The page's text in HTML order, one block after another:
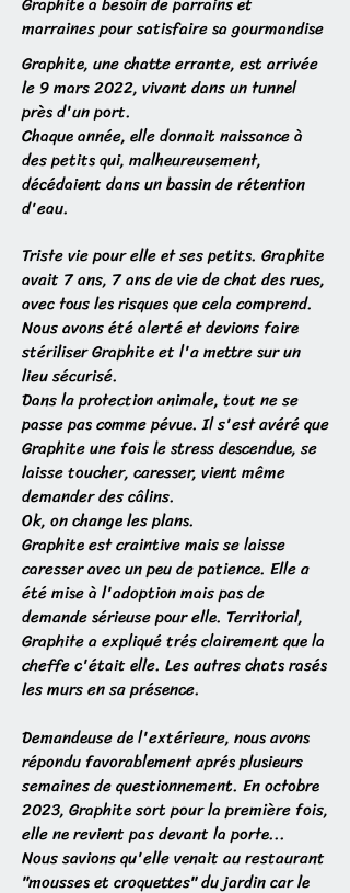
marraines pour satisfaire sa gourmandise
Graphite, une chatte errante, est arrivée
le 9 mars 2022, vivant dans un tunnel
près d'un port.
Chaque année, elle donnait naissance à
des petits qui, malheureusement,
décédaient dans un bassin de rétention
d'eau.
Triste vie pour elle et ses petits. Graphite
avait 7 ans, 7 ans de vie de chat des rues,
avec tous les risques que cela comprend.
Nous avons été alerté et devions faire
stériliser Graphite et l'a mettre sur un
lieu sécurisé.
Dans la protection animale, tout ne se
passe pas comme pévue. Il s'est avéré que
Graphite une fois le stress descendue, se
laisse toucher, caresser, vient même
demander des câlins.
Ok, on change les plans.
Graphite est craintive mais se laisse
caresser avec un peu de patience. Elle a
été mise à l'adoption mais pas de
demande sérieuse pour elle. Territorial,
Graphite a expliqué trés clairement que la
cheffe c'était elle. Les autres chats rasés
les murs en sa présence.
Demandeuse de l'extérieure, nous avons
répondu favorablement aprés plusieurs
semaines de questionnement. En octobre
2023, Graphite sort pour la première fois,
elle ne revient pas devant la porte...
Nous savions qu'elle venait au restaurant
"mousses et croquettes" du jardin car le